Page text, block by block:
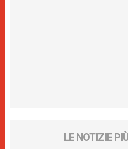
LE NOTIZIE